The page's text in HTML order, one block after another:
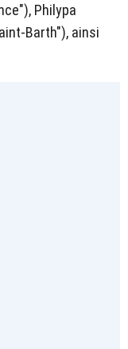
Philypa
Barth"), ainsi